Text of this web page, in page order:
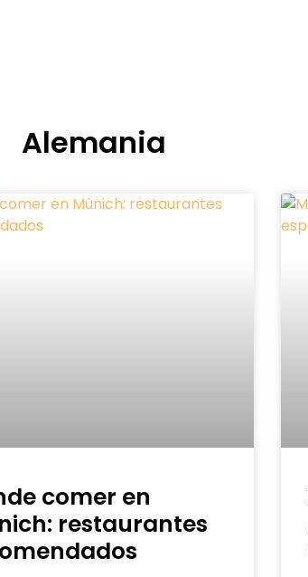
Alemania
comer en
restaurantes